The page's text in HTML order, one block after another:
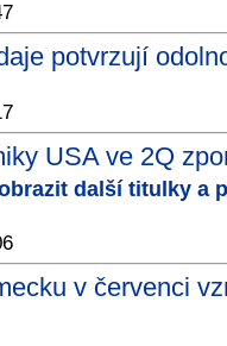
potvrzují
USA ve 2Q
další titulky a
v červenci